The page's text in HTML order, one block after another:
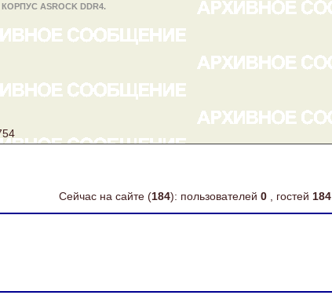
ASROCK DDR4.
Сейчас на сайте (184): пользователей 0 , гостей 184